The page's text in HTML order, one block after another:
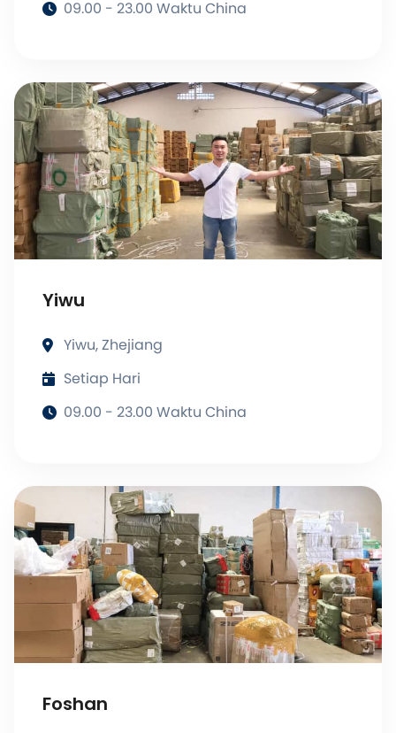
09.00 - 23.00 Waktu China
Yiwu
Yiwu, Zhejiang
Setiap Hari
09.00 - 23.00 Waktu China
Foshan